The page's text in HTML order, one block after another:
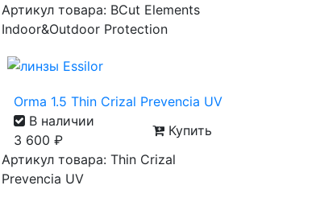
Артикул товара: BCut Elements
Indoor&Outdoor Protection
Orma 1.5 Thin Crizal Prevencia UV
В наличии
3 600 ₽
Купить
Артикул товара: Thin Crizal
Prevencia UV